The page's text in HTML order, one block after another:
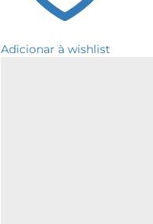
Adicionar à wishlist